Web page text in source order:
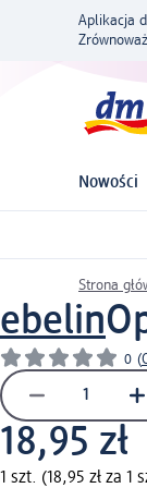
Aplikacja
Nowości
Strona
ebelin
0 (
18,95 zł
1 szt. (18,95 zł za 1